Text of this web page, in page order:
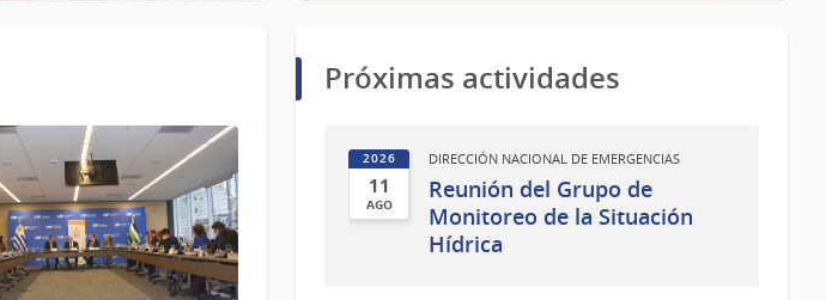
Próximas actividades
2026
11
AGO
DIRECCIÓN NACIONAL DE EMERGENCIAS
Reunión del Grupo de
Monitoreo de la Situación
Hídrica